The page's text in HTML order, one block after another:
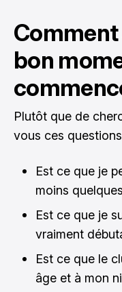
Comment
bon
Plutôt que de
vous ces
Est ce que je
moins
Est ce que je
vraiment
Est ce que le
âge et à mon